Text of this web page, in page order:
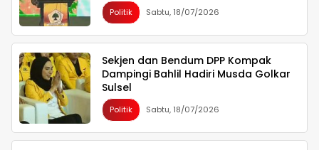
Politik Sabtu, 18/07/2026
Sekjen dan Bendum DPP Kompak
Dampingi Bahlil Hadiri Musda Golkar
Sulsel
Politik Sabtu, 18/07/2026